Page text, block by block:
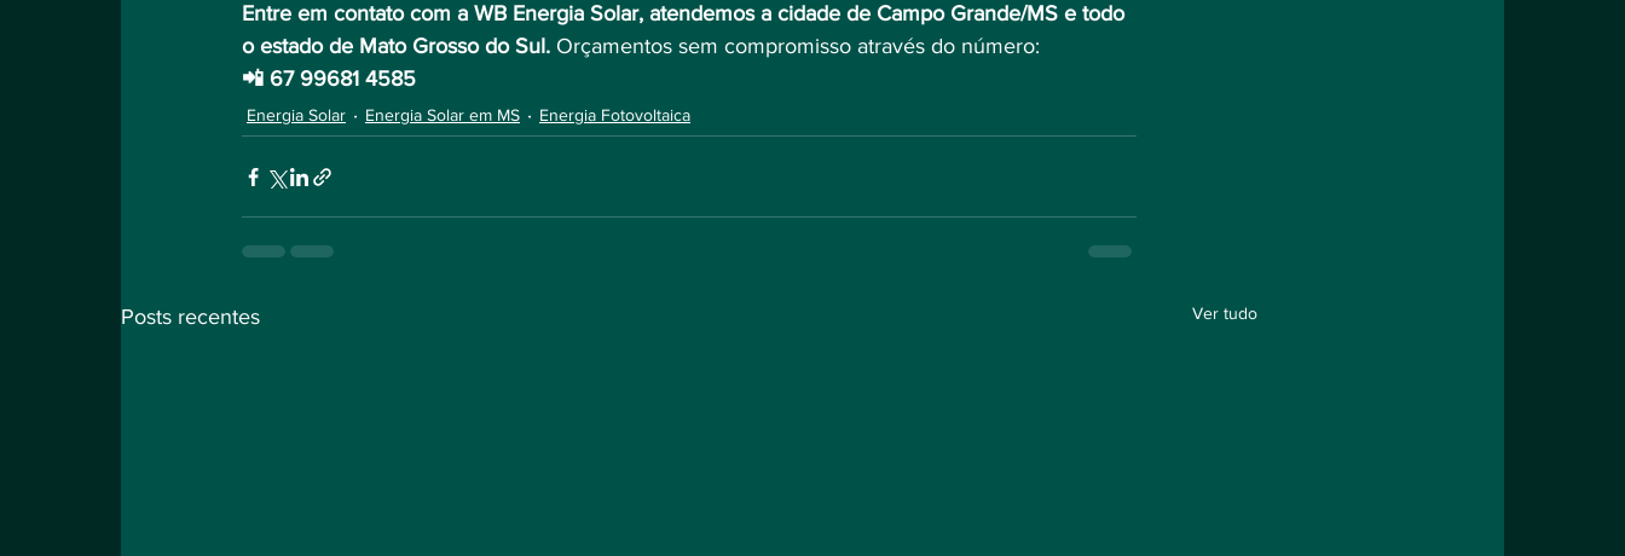
Entre em contato com a WB Energia Solar, atendemos a cidade de Campo Grande/MS e todo
o estado de Mato Grosso do Sul. Orçamentos sem compromisso através do número:
📲 67 99681 4585⠀
Energia Solar Energia Solar em MS Energia Fotovoltaica
Posts recentes Ver tudo